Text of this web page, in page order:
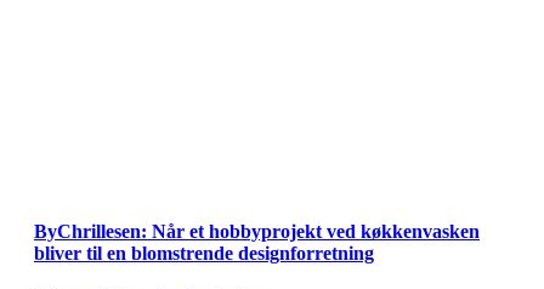
ByChrillesen: Når et hobbyprojekt ved køkkenvasken
bliver til en blomstrende designforretning